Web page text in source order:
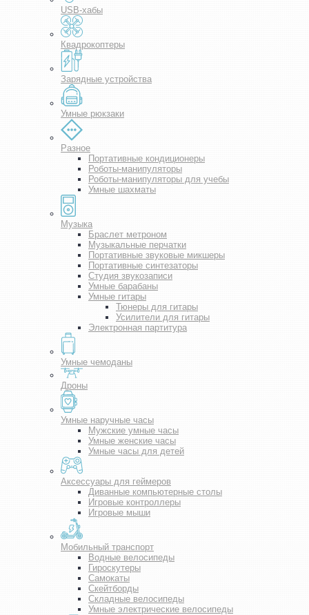
USB-хабы
Квадрокоптеры
Зарядные устройства
Умные рюкзаки
Разное
Портативные кондиционеры
Роботы-манипуляторы
Роботы-манипуляторы для учебы
Умные шахматы
Музыка
Браслет метроном
Музыкальные перчатки
Портативные звуковые микшеры
Портативные синтезаторы
Студия звукозаписи
Умные барабаны
Умные гитары
Тюнеры для гитары
Усилители для гитары
Электронная партитура
Умные чемоданы
Дроны
Умные наручные часы
Мужские умные часы
Умные женские часы
Умные часы для детей
Аксессуары для геймеров
Диванные компьютерные столы
Игровые контроллеры
Игровые мыши
Мобильный транспорт
Водные велосипеды
Гироскутеры
Самокаты
Скейтборды
Складные велосипеды
Умные электрические велосипеды